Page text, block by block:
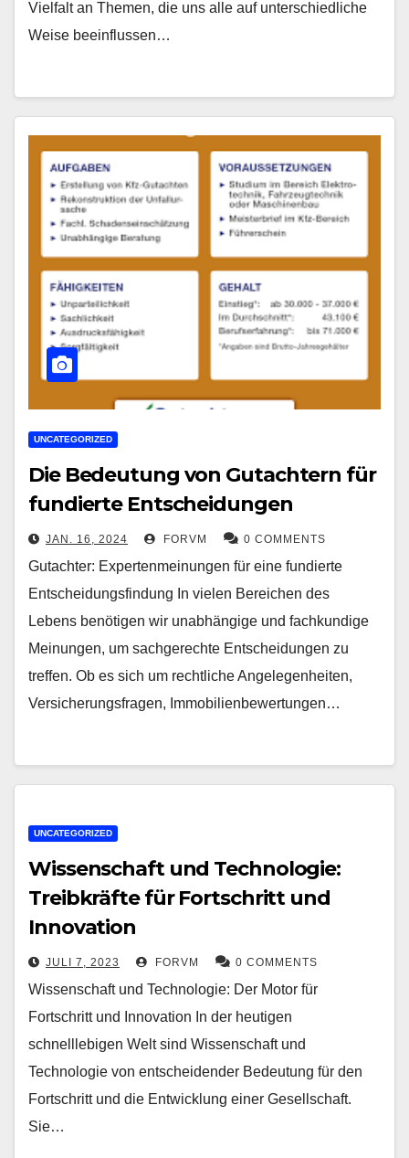
Vielfalt an Themen, die uns alle auf unterschiedliche
Weise beeinflussen…
UNCATEGORIZED
Die Bedeutung von Gutachtern für
fundierte Entscheidungen
JAN. 16, 2024 FORVM 0 COMMENTS
Gutachter: Expertenmeinungen für eine fundierte
Entscheidungsfindung In vielen Bereichen des
Lebens benötigen wir unabhängige und fachkundige
Meinungen, um sachgerechte Entscheidungen zu
treffen. Ob es sich um rechtliche Angelegenheiten,
Versicherungsfragen, Immobilienbewertungen…
UNCATEGORIZED
Wissenschaft und Technologie:
Treibkräfte für Fortschritt und
Innovation
JULI 7, 2023 FORVM 0 COMMENTS
Wissenschaft und Technologie: Der Motor für
Fortschritt und Innovation In der heutigen
schnelllebigen Welt sind Wissenschaft und
Technologie von entscheidender Bedeutung für den
Fortschritt und die Entwicklung einer Gesellschaft.
Sie…